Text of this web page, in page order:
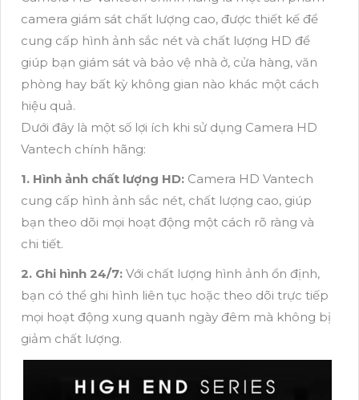
camera giám sát chất lượng cao, được thiết kế để
cung cấp hình ảnh sắc nét và chất lượng HD để
giúp bạn giám sát và bảo vệ nhà ở, cửa hàng, văn
phòng hay bất kỳ không gian nào khác một cách
hiệu quả.
Dưới đây là một số lợi ích khi sử dụng Camera HD
Vantech chính hãng:
1. Hình ảnh chất lượng HD: Camera HD Vantech
cung cấp hình ảnh sắc nét, chất lượng cao, giúp
bạn theo dõi mọi hoạt động một cách rõ ràng và
chi tiết.
2. Ghi hình 24/7: Với chất lượng hình ảnh ổn định,
bạn có thể ghi hình liên tục hoặc theo dõi trực tiếp
mọi hoạt động xung quanh ngày đêm mà không bị
giảm chất lượng.